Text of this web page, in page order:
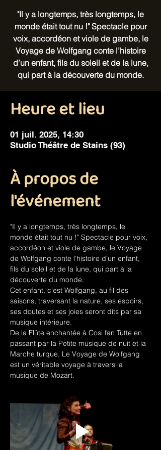
"Il y a longtemps, très longtemps, le
monde était tout nu !" Spectacle pour
voix, accordéon et viole de gambe, le
Voyage de Wolfgang conte l’histoire
d’un enfant, fils du soleil et de la lune,
qui part à la découverte du monde.
Heure et lieu
01 juil. 2025, 14:30
Studio Théâtre de Stains (93)
À propos de
l'événement
"Il y a longtemps, très longtemps, le
monde était tout nu !" Spectacle pour voix,
accordéon et viole de gambe, le Voyage
de Wolfgang conte l’histoire d’un enfant,
fils du soleil et de la lune, qui part à la
découverte du monde.
Cet enfant, c’est Wolfgang, au fil des
saisons, traversant la nature, ses espoirs,
ses doutes et ses joies seront dits par sa
musique intérieure.
De la Flûte enchantée à Cosi fan Tutte en
passant par la Petite musique de nuit et la
Marche turque, Le Voyage de Wolfgang
est un véritable voyage à travers la
musique de Mozart.